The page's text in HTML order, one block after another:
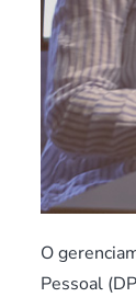
O
Pessoal